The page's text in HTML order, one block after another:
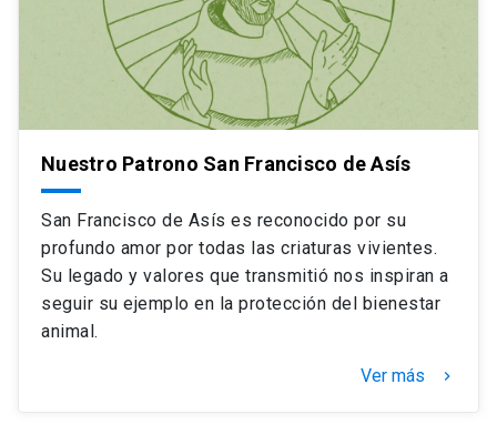
Nuestro Patrono San Francisco de Asís
San Francisco de Asís es reconocido por su
profundo amor por todas las criaturas vivientes.
Su legado y valores que transmitió nos inspiran a
seguir su ejemplo en la protección del bienestar
animal.
Ver más keyboard_arrow_right